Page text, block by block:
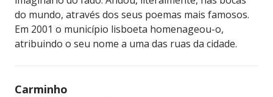
do mundo, através dos seus poemas mais famosos.
Em 2001 o município lisboeta homenageou-o,
atribuindo o seu nome a uma das ruas da cidade.
Carminho